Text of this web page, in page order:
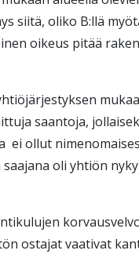
siitä, oliko B:llä
oikeus pitää
saantoja,
ei ollut
oli yhtiön
ostajat vaativat